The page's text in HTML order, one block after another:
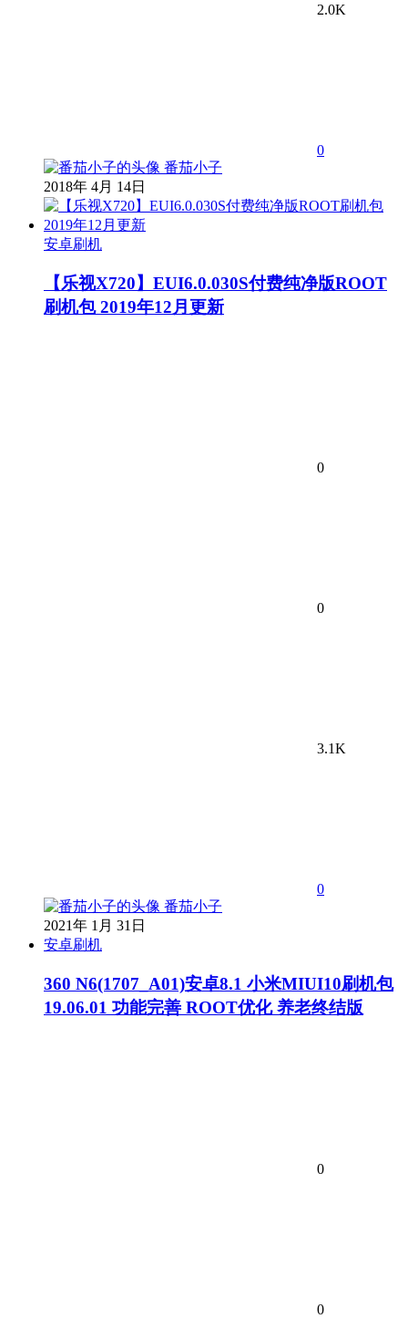
2.0K
0
番茄小子
2018年 4月 14日
安卓刷机
【乐视X720】EUI6.0.030S付费纯净版ROOT
刷机包 2019年12月更新
0
0
3.1K
0
番茄小子
2021年 1月 31日
安卓刷机
360 N6(1707_A01)安卓8.1 小米MIUI10刷机包
19.06.01 功能完善 ROOT优化 养老终结版
0
0